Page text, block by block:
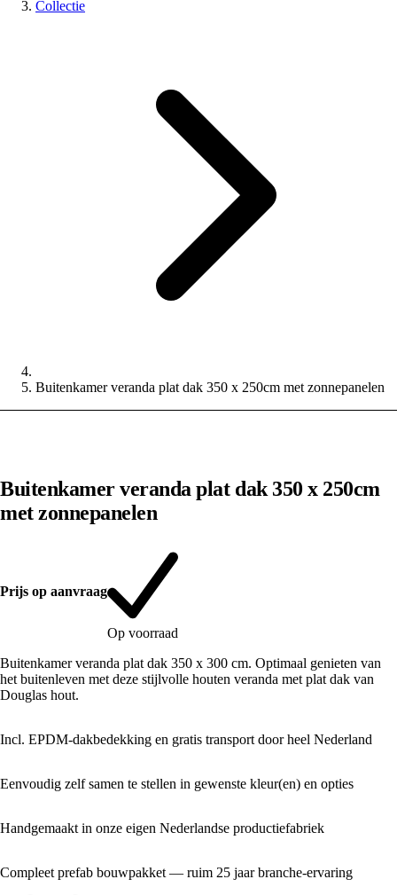
Collectie
Buitenkamer veranda plat dak 350 x 250cm met zonnepanelen
Buitenkamer veranda plat dak 350 x 250cm
met zonnepanelen
Prijs op aanvraag
Op voorraad
Buitenkamer veranda plat dak 350 x 300 cm. Optimaal genieten van
het buitenleven met deze stijlvolle houten veranda met plat dak van
Douglas hout.
Incl. EPDM-dakbedekking en gratis transport door heel Nederland
Eenvoudig zelf samen te stellen in gewenste kleur(en) en opties
Handgemaakt in onze eigen Nederlandse productiefabriek
Compleet prefab bouwpakket — ruim 25 jaar branche-ervaring